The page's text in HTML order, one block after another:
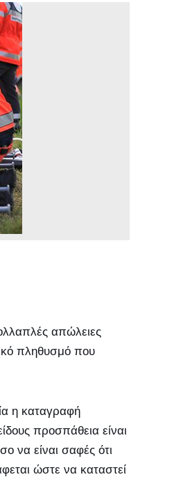
απώλειες
πληθυσμό που
η καταγραφή
προσπάθεια είναι
να είναι σαφές ότι
ώστε να καταστεί